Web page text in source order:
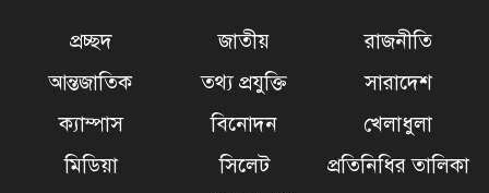
প্রচ্ছদ জাতীয়
রাজনীতি
আন্তজাতিক
তথ্য প্রযুক্তি
সারাদেশ
ক্যাম্পাস
বিনোদন
খেলাধুলা
মিডিয়া
সিলেট
প্রতিনিধির তালিকা